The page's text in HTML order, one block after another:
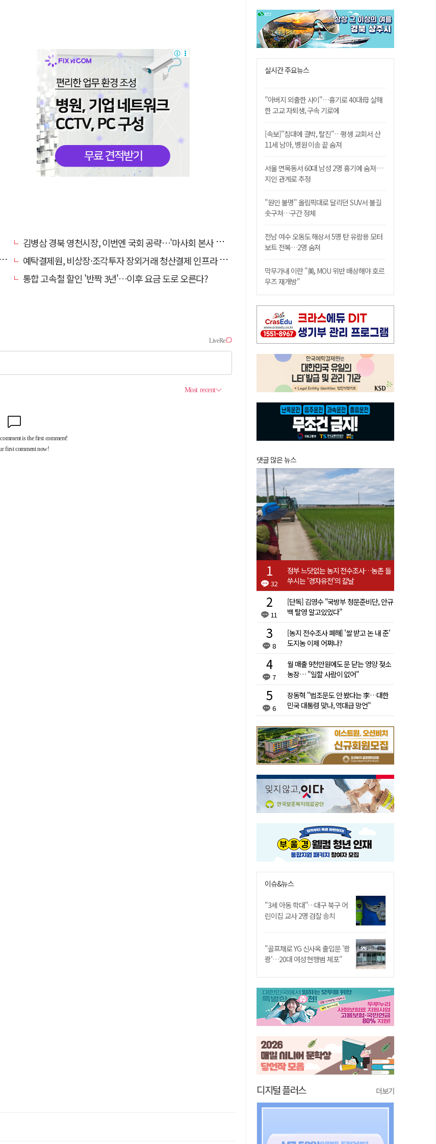
김병삼 경북 영천시장, 이번엔 국회 공략…'마사회 본사 이전·광역교통망 확충' 요청
예탁결제원, 비상장·조각투자 장외거래 청산결제 인프라 구축 착수…연내 가동
통합 고속철 할인 '반짝 3년'…이후 요금 도로 오른다?
실시간 주요뉴스
"아버지 외출한 사이"…흉기로 40대母 살해
한 고교 자퇴생, 구속 기로에
[속보]"침대에 결박, 탈진"…평생 교회서 산
11세 남아, 병원 이송 끝 숨져
서울 면목동서 60대 남성 2명 흉기에 숨져…
지인 관계로 추정
"원인 불명" 올림픽대로 달리던 SUV서 불길
솟구쳐…구간 정체
전남 여수 오동도 해상서 5명 탄 유람용 모터
보트 전복…2명 숨져
막무가내 이란 "美, MOU 위반 배상해야 호르
무즈 재개방"
댓글 많은 뉴스
32
정부 느닷없는 농지 전수조사…농촌 들
쑤시는 '경자유전'의 칼날
11
[단독] 김영수 "국방부 청문준비단, 안규
백 탈영 알고있었다"
8
[농지 전수조사 폐해] '쌀 받고 논 내 준'
도지농 이제 어쩌나?
7
월 매출 9천만원에도 문 닫는 영양 젖소
농장… "일할 사람이 없어"
6
장동혁 "법조문도 안 봤다는 李…대한
민국 대통령 맞나, 역대급 망언"
이슈&뉴스
"3세 아동 학대"…대구 북구 어
린이집 교사 2명 검찰 송치
"골프채로 YG 신사옥 출입문 '쾅
쾅'…20대 여성 현행범 체포"
디지털 플러스 더보기